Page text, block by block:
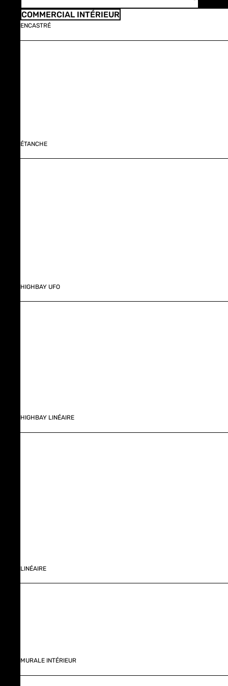
COMMERCIAL INTÉRIEUR
ENCASTRÉ
ÉTANCHE
HIGHBAY UFO
HIGHBAY LINÉAIRE
LINÉAIRE
MURALE INTÉRIEUR